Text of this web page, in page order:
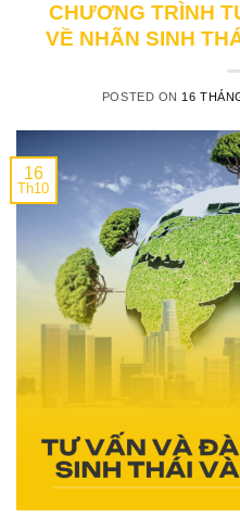
CHƯƠNG TRÌNH
VỀ NHÃN SINH
POSTED ON 16
16
Th10